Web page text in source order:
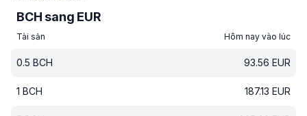
BCH sang EUR
Tài sản Hôm nay vào lúc
0.5 BCH 93.56 EUR
1 BCH 187.13 EUR